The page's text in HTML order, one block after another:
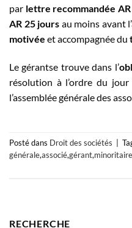
par lettre recommandée AR
AR 25 jours au moins avant
motivée et accompagnée du
Le gérantse trouve dans l’
résolution à l’ordre du
l’assemblée générale des
Posté dans Droit des sociétés
générale,associé,gérant,minoritaire
RECHERCHE